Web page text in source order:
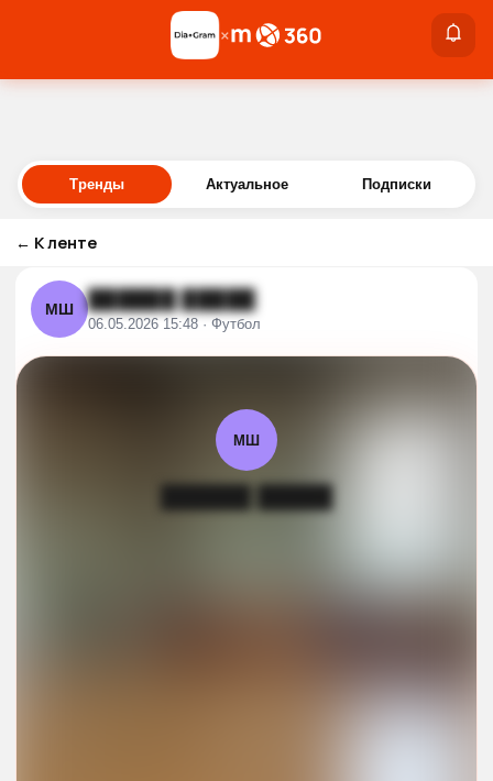
Войти
×
Тренды Актуальное Подписки
← К ленте
МШ ██████ █████
06.05.2026 15:48 · Футбол
МШ
██████ █████